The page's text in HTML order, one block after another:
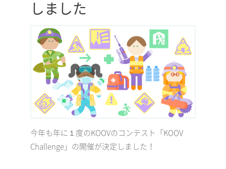
しました
今年も年に１度のKOOVのコンテスト「KOOV
Challenge」の開催が決定しました！